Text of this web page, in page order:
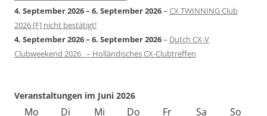
4. September 2026– 6. September 2026– CX TWINNING Club
2026 [F] nicht bestätigt!
4. September 2026– 6. September 2026– Dutch CX-V
Clubweekend 2026 – Holländisches CX-Clubtreffen
Veranstaltungen im Juni 2026
Mo Montag
Di Dienstag
Mi Mittwoch
Do Donnerstag
Fr Freitag
Sa Samstag
So